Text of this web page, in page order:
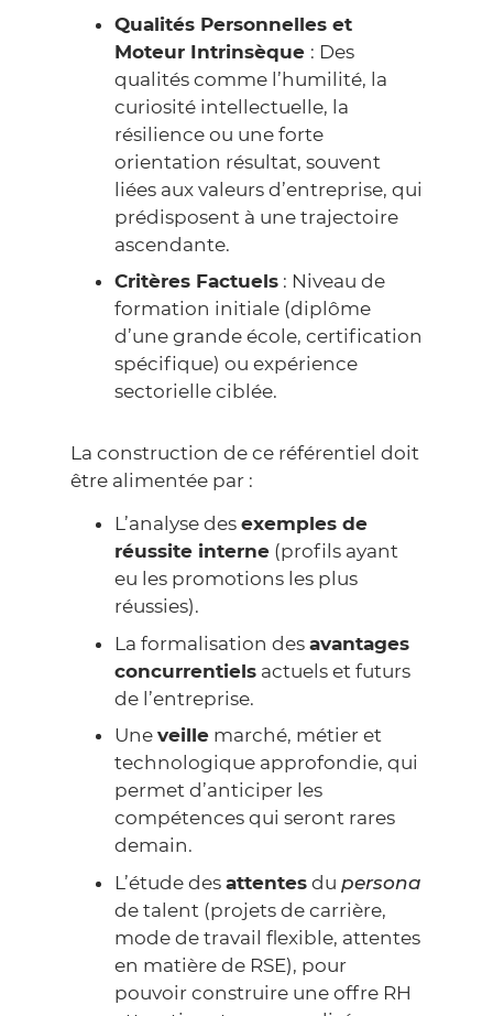
Qualités Personnelles et
Moteur Intrinsèque : Des
qualités comme l’humilité, la
curiosité intellectuelle, la
résilience ou une forte
orientation résultat, souvent
liées aux valeurs d’entreprise, qui
prédisposent à une trajectoire
ascendante.
Critères Factuels : Niveau de
formation initiale (diplôme
d’une grande école, certification
spécifique) ou expérience
sectorielle ciblée.
La construction de ce référentiel doit
être alimentée par :
L’analyse des exemples de
réussite interne (profils ayant
eu les promotions les plus
réussies).
La formalisation des avantages
concurrentiels actuels et futurs
de l’entreprise.
Une veille marché, métier et
technologique approfondie, qui
permet d’anticiper les
compétences qui seront rares
demain.
L’étude des attentes du persona
de talent (projets de carrière,
mode de travail flexible, attentes
en matière de RSE), pour
pouvoir construire une offre RH